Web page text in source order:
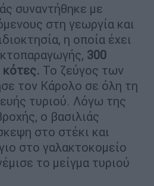
συναντήθηκε με
στη γεωργία και
η οποία έχει
300
κότες. Το ζεύγος των
τον Κάρολο σε όλη τη
τυριού. Λόγω της
ο βασιλιάς
στο στέκι και
στο γαλακτοκομείο
το μείγμα τυριού